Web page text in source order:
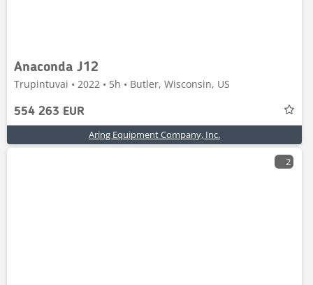
Anaconda J12
Trupintuvai • 2022 • 5h • Butler, Wisconsin, US
554 263 EUR
Aring Equipment Company, Inc.
2